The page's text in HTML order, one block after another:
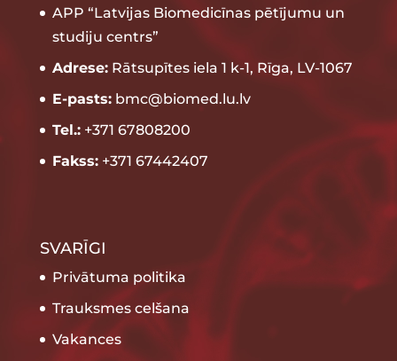
APP “Latvijas Biomedicīnas pētījumu un
studiju centrs”
Adrese:Rātsupītes iela 1 k-1, Rīga, LV-1067
E-pasts:bmc@biomed.lu.lv
Tel.:+371 67808200
Fakss:+371 67442407
SVARĪGI
Privātuma politika
Trauksmes celšana
Vakances